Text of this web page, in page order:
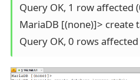
Query OK, 1 row affected
MariaDB [(none)]> create